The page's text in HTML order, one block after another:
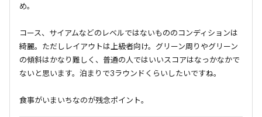
め。
コース、サイアムなどのレベルではないもののコンディションは
綺麗。ただしレイアウトは上級者向け。グリーン周りやグリーン
の傾斜はかなり難しく、普通の人ではいいスコアはなっかなかで
ないと思います。泊まりで3ラウンドくらいしたいですね。
食事がいまいちなのが残念ポイント。